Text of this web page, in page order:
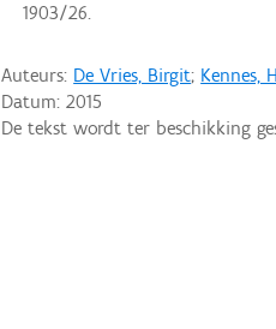
1903/26.
Auteurs: De Vries, Birgit; Kennes,
Datum:2015
De tekst wordt ter beschikking